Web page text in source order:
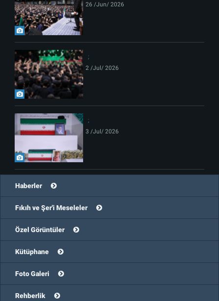
26 /Jun/ 2026
2 /Jul/ 2026
3 /Jul/ 2026
Haberler
Fıkıh ve Şer'i Meseleler
Özel Görüntüler
Kütüphane
Foto Galeri
Rehberlik